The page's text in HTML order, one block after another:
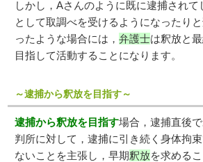
しかし，Aさんのように既に逮捕され
として取調べを受けるようになったり
ったような場合には，弁護士は釈放と
目指して活動することになります。
～逮捕から釈放を目指す～
逮捕から釈放を目指す場合，逮捕直後
判所に対して，逮捕に引き続く身体拘
ないことを主張し，早期釈放を求める